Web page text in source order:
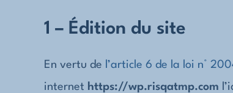
1 – Édition du site
En vertu de l’article 6 de la loi n°
internet https://wp.risqatmp.com